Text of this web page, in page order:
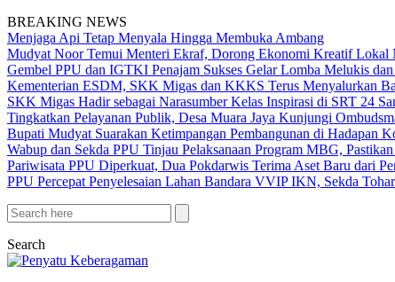
BREAKING NEWS
Menjaga Api Tetap Menyala Hingga Membuka Ambang
Mudyat Noor Temui Menteri Ekraf, Dorong Ekonomi Kreatif Lokal
Gembel PPU dan IGTKI Penajam Sukses Gelar Lomba Melukis
Kementerian ESDM, SKK Migas dan KKKS Terus Menyalurkan
SKK Migas Hadir sebagai Narasumber Kelas Inspirasi di SRT 24
Tingkatkan Pelayanan Publik, Desa Muara Jaya Kunjungi
Bupati Mudyat Suarakan Ketimpangan Pembangunan di Hadapan
Wabup dan Sekda PPU Tinjau Pelaksanaan Program MBG,
Pariwisata PPU Diperkuat, Dua Pokdarwis Terima Aset Baru dari
PPU Percepat Penyelesaian Lahan Bandara VVIP IKN, Sekda
Search